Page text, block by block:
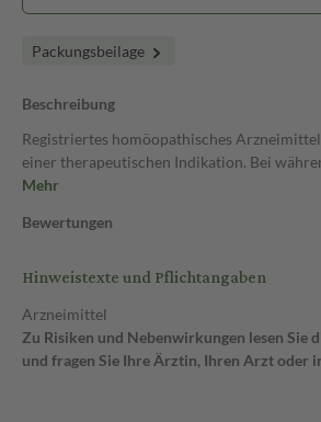
Packungsbeilage
Beschreibung
Registriertes homöopathisches
einer therapeutischen Indikation. Bei
Mehr
Bewertungen
Hinweistexte und Pflichtangaben
Arzneimittel
Zu Risiken und Nebenwirkungen lesen Sie
und fragen Sie Ihre Ärztin, Ihren Arzt oder